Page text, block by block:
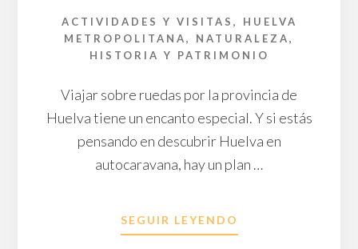
ACTIVIDADES Y VISITAS , HUELVA
METROPOLITANA, NATURALEZA,
HISTORIA Y PATRIMONIO
Viajar sobre ruedas por la provincia de
Huelva tiene un encanto especial. Y si estás
pensando en descubrir Huelva en
autocaravana, hay un plan …
SEGUIR LEYENDO
DE